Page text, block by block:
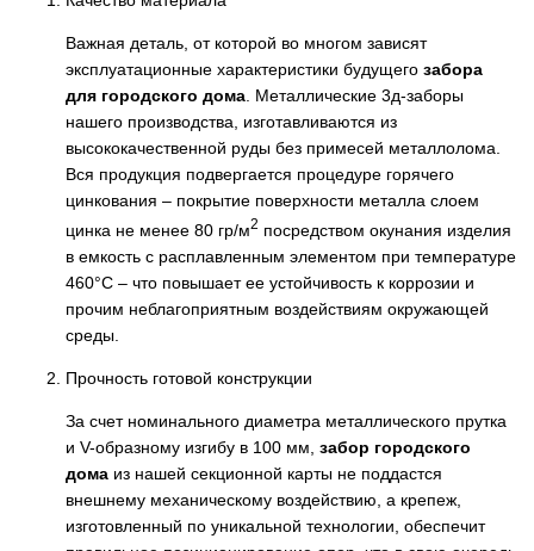
Важная деталь, от которой во многом зависят
эксплуатационные характеристики будущего забора
для городского дома. Металлические 3д-заборы
нашего производства, изготавливаются из
высококачественной руды без примесей металлолома.
Вся продукция подвергается процедуре горячего
цинкования – покрытие поверхности металла слоем
цинка не менее 80 гр/м2 посредством окунания изделия
в емкость с расплавленным элементом при температуре
460°С – что повышает ее устойчивость к коррозии и
прочим неблагоприятным воздействиям окружающей
среды.
Прочность готовой конструкции
За счет номинального диаметра металлического прутка
и V-образному изгибу в 100 мм, забор городского
дома из нашей секционной карты не поддастся
внешнему механическому воздействию, а крепеж,
изготовленный по уникальной технологии, обеспечит